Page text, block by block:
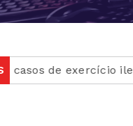
ilegal da